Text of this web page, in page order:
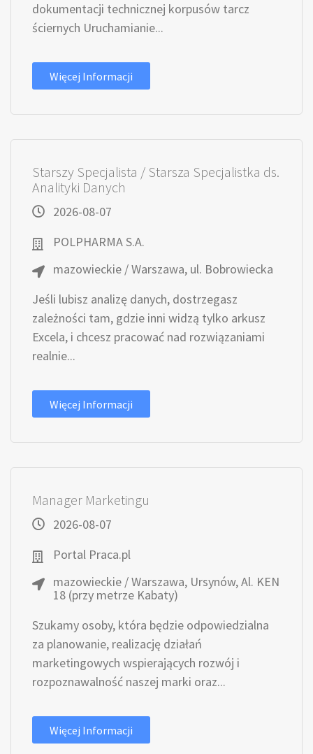
dokumentacji technicznej korpusów tarcz
ściernych Uruchamianie...
Więcej Informacji
Starszy Specjalista / Starsza Specjalistka ds.
Analityki Danych
2026-08-07
POLPHARMA S.A.
mazowieckie / Warszawa, ul. Bobrowiecka
Jeśli lubisz analizę danych, dostrzegasz
zależności tam, gdzie inni widzą tylko arkusz
Excela, i chcesz pracować nad rozwiązaniami
realnie...
Więcej Informacji
Manager Marketingu
2026-08-07
Portal Praca.pl
mazowieckie / Warszawa, Ursynów, Al. KEN
18 (przy metrze Kabaty)
Szukamy osoby, która będzie odpowiedzialna
za planowanie, realizację działań
marketingowych wspierających rozwój i
rozpoznawalność naszej marki oraz...
Więcej Informacji